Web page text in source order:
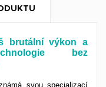
brutální výkon a
bez
svou specializací